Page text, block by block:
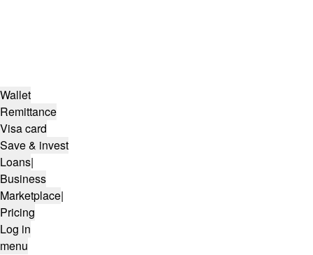
Wallet
Remittance
Visa card
Save & invest
Loans|
Business
Marketplace|
Pricing
Log in
menu